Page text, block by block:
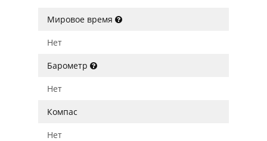
Мировое время
Нет
Барометр
Нет
Компас
Нет